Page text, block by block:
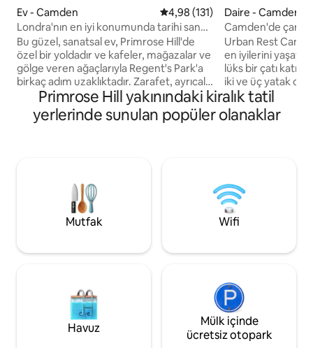
Ev - Camden 5 üzerinden ortalama 4,98
4,98 (131)
Londra'nın en iyi konumunda tarihi sanat
evi!
Bu güzel, sanatsal ev, Primrose Hill'de
özel bir yoldadır ve kafeler, mağazalar ve
gölge veren ağaçlarıyla Regent's Park'a
birkaç adım uzaklıktadır. Zarafet, ayrıcalık
ve rahat bir ortamı, tarihî bir mülkün
ilginç cazibesiyle birleştirir. Roundhouse,
Camden Market ve Londra Hayvanat
vantilatörü olan, çiçeklerle dolu serin bir
avlusu olan çift katlı büyük bir oturma
alanı. Toplu taşıma bağlantıları çok iyi.
Daire - Camden
Camden'de
Modern yaşam
Urban Rest
en iyilerini
lüks bir çatı katı
iki ve üç yatak
butik bir koleksiyon
mekân modern
donanımlı
karşılar. Camden
ve Chalk Farm
uzaklıkta
bekliyor.
Primrose Hill yakınındaki kiralık tatil
yerlerinde sunulan popüler olanaklar
Mutfak Wifi
Havuz
Mülk içinde
ücretsiz otopark